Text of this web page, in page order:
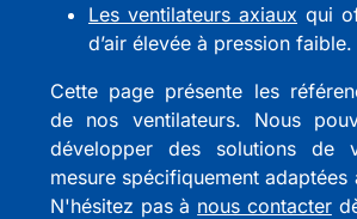
Les ventilateurs axiaux qui
d’air élevée à pression faible.
Cette page présente les
de nos ventilateurs. Nous
développer des solutions de
mesure spécifiquement adaptées
N'hésitez pas à nous contacter